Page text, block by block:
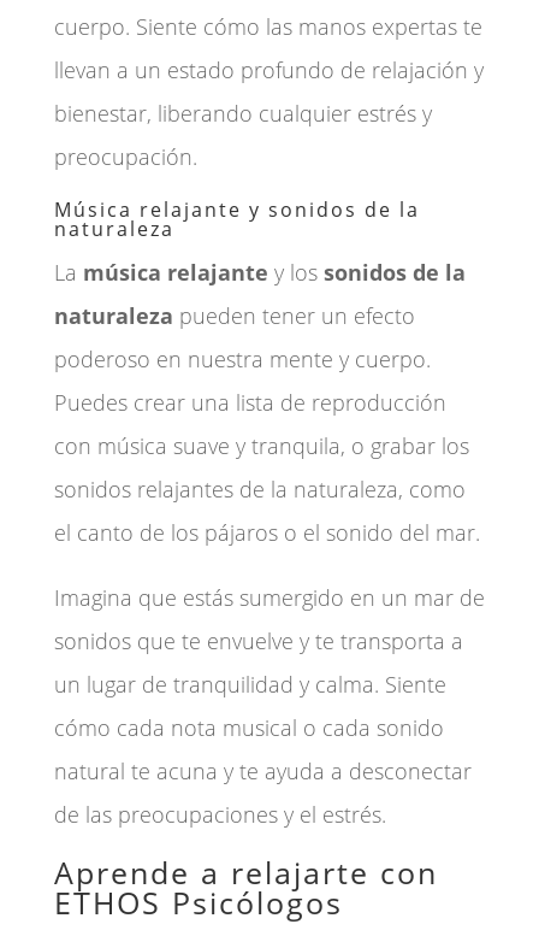
cuerpo. Siente cómo las manos expertas te
llevan a un estado profundo de relajación y
bienestar, liberando cualquier estrés y
preocupación.
Música relajante y sonidos de la
naturaleza
La música relajante y los sonidos de la
naturaleza pueden tener un efecto
poderoso en nuestra mente y cuerpo.
Puedes crear una lista de reproducción
con música suave y tranquila, o grabar los
sonidos relajantes de la naturaleza, como
el canto de los pájaros o el sonido del mar.
Imagina que estás sumergido en un mar de
sonidos que te envuelve y te transporta a
un lugar de tranquilidad y calma. Siente
cómo cada nota musical o cada sonido
natural te acuna y te ayuda a desconectar
de las preocupaciones y el estrés.
Aprende a relajarte con
ETHOS Psicólogos